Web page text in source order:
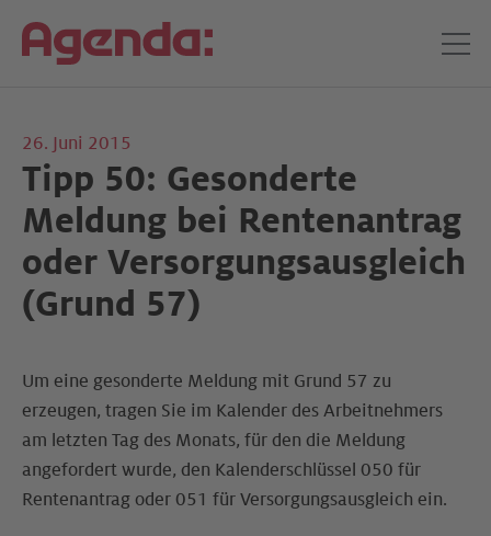
26. Juni 2015
Tipp 50: Gesonderte
Meldung bei Rentenantrag
oder Versorgungsausgleich
(Grund 57)
Um eine gesonderte Meldung mit Grund 57 zu
erzeugen, tragen Sie im Kalender des Arbeitnehmers
am letzten Tag des Monats, für den die Meldung
angefordert wurde, den Kalenderschlüssel 050 für
Rentenantrag oder 051 für Versorgungsausgleich ein.